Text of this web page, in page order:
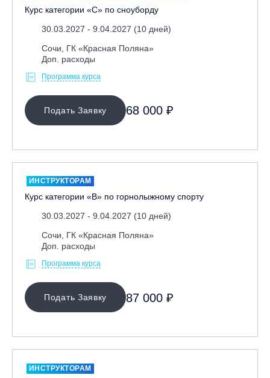
Курс категории «С» по сноуборду
30.03.2027 - 9.04.2027 (10 дней)
Сочи, ГК «Красная Поляна»
Доп. расходы
Программа курса
Подать Заявку 68 000 ₽
ИНСТРУКТОРАМ
Курс категории «В» по горнолыжному спорту
30.03.2027 - 9.04.2027 (10 дней)
Сочи, ГК «Красная Поляна»
Доп. расходы
Программа курса
Подать Заявку 87 000 ₽
ИНСТРУКТОРАМ